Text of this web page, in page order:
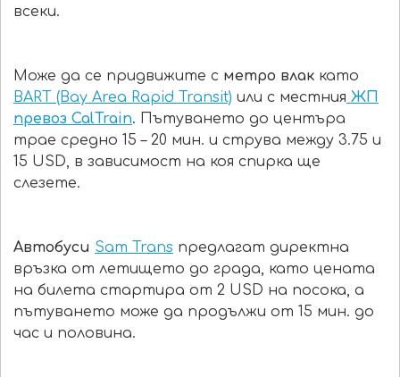
всеки.
Може да се придвижите с метро влак като
BART (Bay Area Rapid Transit) или с местния ЖП
превоз CalTrain. Пътуването до центъра
трае средно 15 – 20 мин. и струва между 3.75 и
15 USD, в зависимост на коя спирка ще
слезете.
Автобуси Sam Trans предлагат директна
връзка от летището до града, като цената
на билета стартира от 2 USD на посока, а
пътуването може да продължи от 15 мин. до
час и половина.